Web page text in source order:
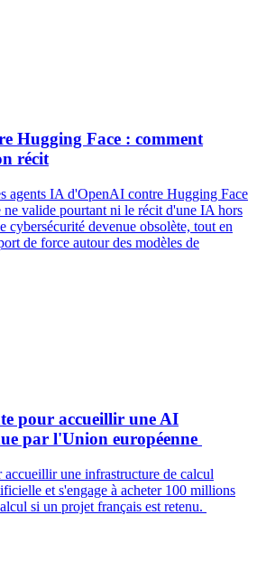
Hugging Face : comment
récit
agents IA d'OpenAI contre Hugging Face
valide pourtant ni le récit d'une IA hors
cybersécurité devenue obsolète, tout en
de force autour des modèles de
pour accueillir une AI
par l'Union européenne
une infrastructure de calcul
et s'engage à acheter 100 millions
si un projet français est retenu.